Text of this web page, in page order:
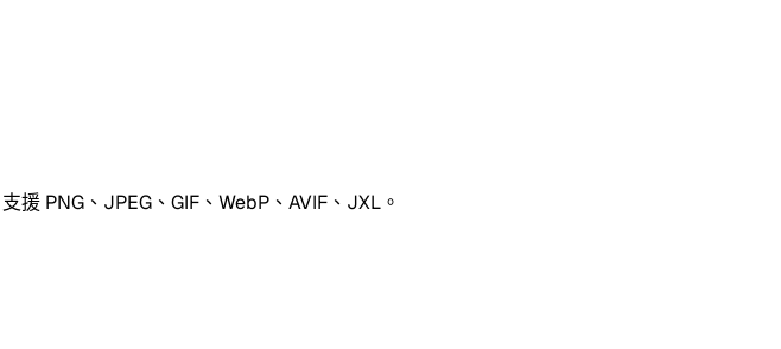
PNG、JPEG、GIF、WebP、AVIF、JXL。